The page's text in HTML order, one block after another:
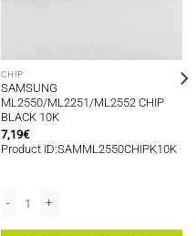
CHIP
SAMSUNG
ML2550/ML2251/ML2552 CHIP
BLACK 10K
7,19€
Product ID:SAMML2550CHIPK10K